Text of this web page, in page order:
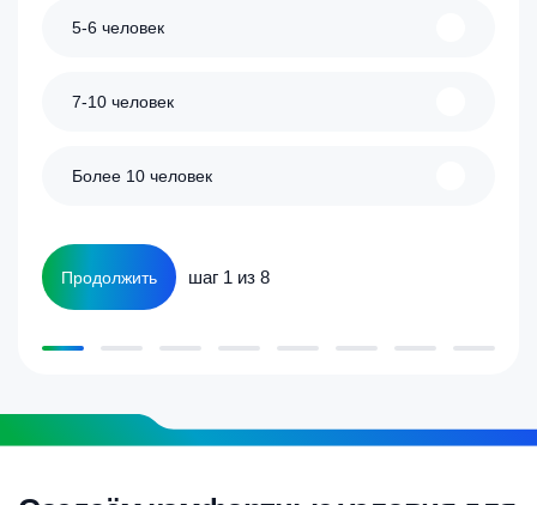
5-6 человек
7-10 человек
Более 10 человек
Продолжить шаг 1 из 8